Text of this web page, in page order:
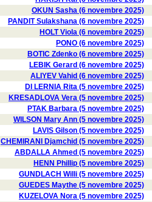
OKUN Sasha (6 novembre 2025)
PANDIT Sulakshana (6 novembre 2025)
HOLT Viola (6 novembre 2025)
PONO (6 novembre 2025)
BOTIC Zdenko (6 novembre 2025)
LEBIK Gerard (6 novembre 2025)
ALIYEV Vahid (6 novembre 2025)
DI LERNIA Rita (5 novembre 2025)
KRESADLOVA Vera (5 novembre 2025)
PTAK Barbara (5 novembre 2025)
WILSON Mary Ann (5 novembre 2025)
LAVIS Gilson (5 novembre 2025)
CHEMIRANI Djamchid (5 novembre 2025)
ABDALLA Ahmed (5 novembre 2025)
HENN Phillip (5 novembre 2025)
GUNDLACH Willi (5 novembre 2025)
GUEDES Maythe (5 novembre 2025)
KUZELOVA Nora (5 novembre 2025)